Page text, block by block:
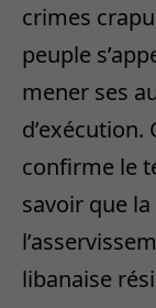
crimes
peuple
mener ses
confirme le
savoir que
libanaise